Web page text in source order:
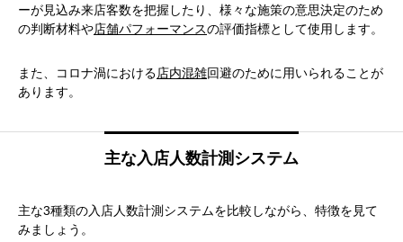
ーが見込み来店客数を把握したり、様々な施策の意思決定のため
の判断材料や店舗パフォーマンスの評価指標として使用します。
また、コロナ渦における店内混雑回避のために用いられることが
あります。
主な入店人数計測システム
主な3種類の入店人数計測システムを比較しながら、特徴を見て
みましょう。